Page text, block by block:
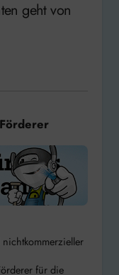
geht von
für die